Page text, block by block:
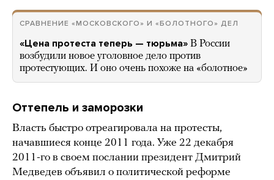
СРАВНЕНИЕ «МОСКОВСКОГО» И «БОЛОТНОГО» ДЕЛ
«Цена протеста теперь — тюрьма» В России
возбудили новое уголовное дело против
протестующих. И оно очень похоже на «болотное»
Оттепель и заморозки
Власть быстро отреагировала на протесты,
начавшиеся конце 2011 года. Уже 22 декабря
2011-го в своем послании президент Дмитрий
Медведев объявил о политической реформе